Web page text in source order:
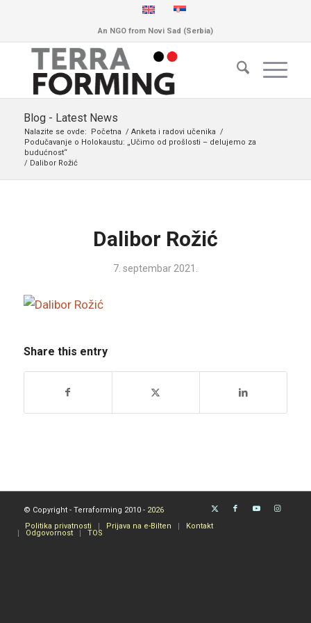
An NGO from Novi Sad (Serbia)
Blog - Latest News
Nalazite se ovde: Početna / Anketa i radovi učenika /
Podučavanje o Holokaustu: „Učimo od prošlosti – delujemo za
budućnost“
/ Dalibor Rožić
Dalibor Rožić
7. septembar 2021.
Share this entry
© Copyright - Terraforming 2010 - 2026
Politika privatnosti
Prijava na e-Bilten Kontakt
Odgovornost TOS